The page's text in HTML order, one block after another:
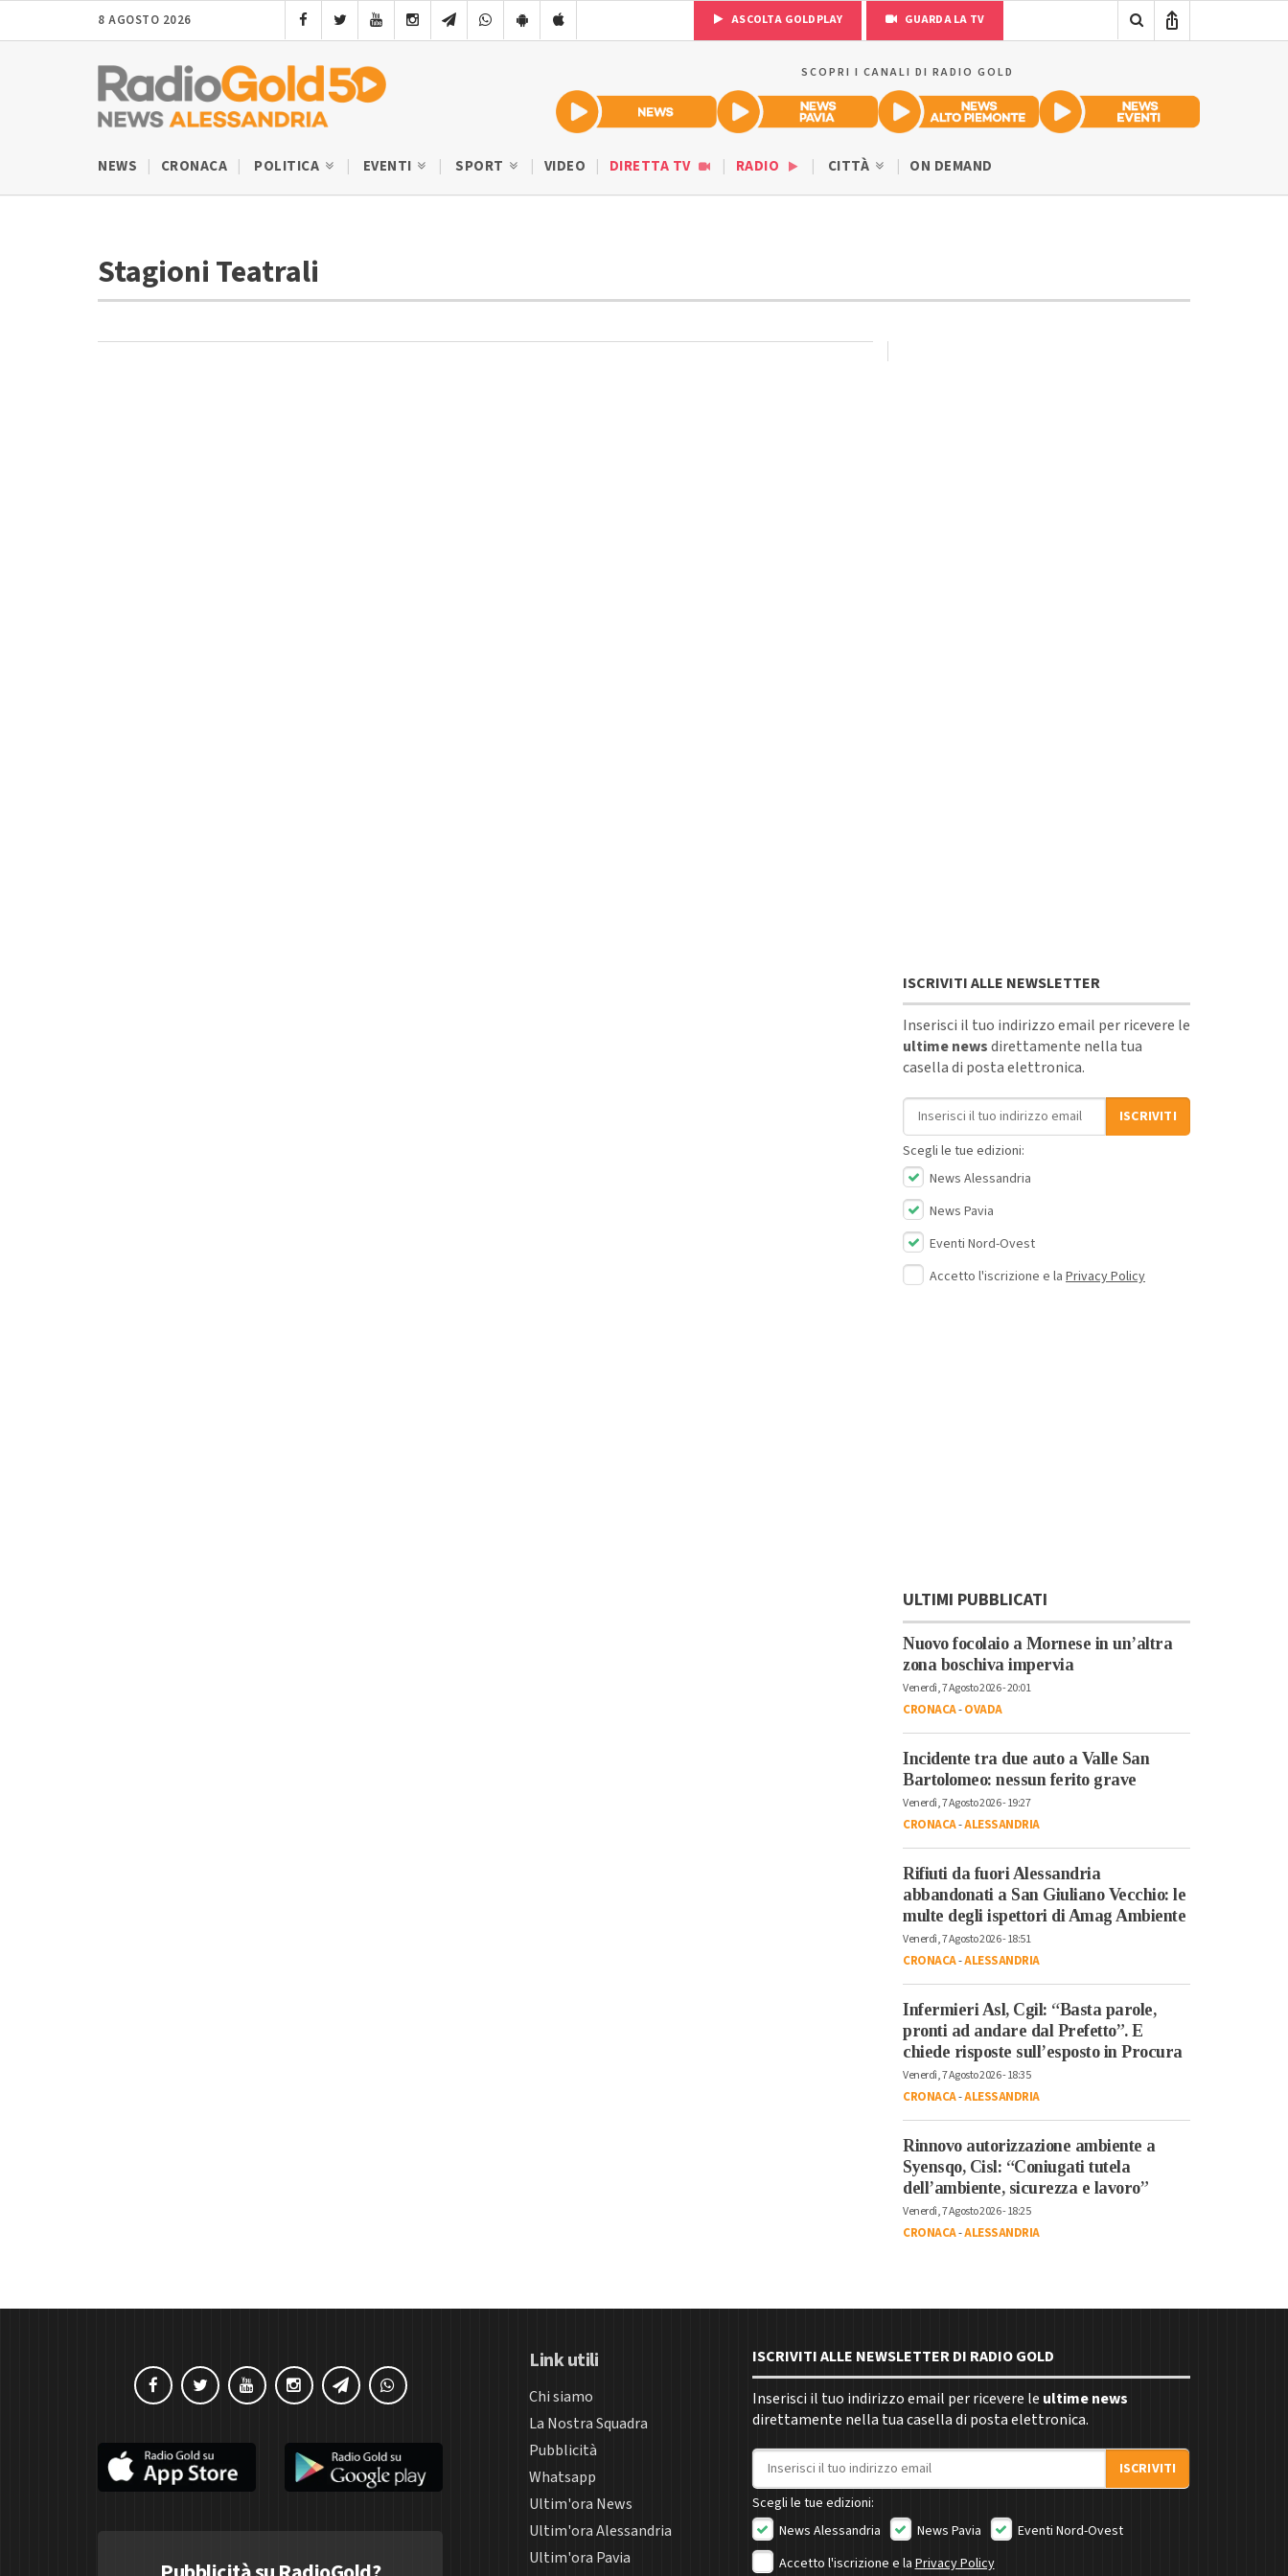
8 AGOSTO 2026 ASCOLTA GOLDPLAY GUARDA LA TV
SCOPRI I CANALI DI RADIO GOLD
NEWS CRONACA POLITICA EVENTI SPORT VIDEO DIRETTA TV RADIO CITTÀ ON DEMAND
Stagioni Teatrali
ISCRIVITI ALLE NEWSLETTER
Inserisci il tuo indirizzo email per ricevere le
ultime newsdirettamente nella tua
casella di posta elettronica.
Indirizzo email
ISCRIVITI
Scegli le tue edizioni:
News Alessandria
News Pavia
Eventi Nord-Ovest
Accetto l'iscrizione e la Privacy Policy
ULTIMI PUBBLICATI
Nuovo focolaio a Mornese in un’altra
zona boschiva impervia
Venerdì, 7 Agosto 2026 - 20:01
CRONACA-OVADA
Incidente tra due auto a Valle San
Bartolomeo: nessun ferito grave
Venerdì, 7 Agosto 2026 - 19:27
CRONACA-ALESSANDRIA
Rifiuti da fuori Alessandria
abbandonati a San Giuliano Vecchio: le
multe degli ispettori di Amag Ambiente
Venerdì, 7 Agosto 2026 - 18:51
CRONACA-ALESSANDRIA
Infermieri Asl, Cgil: “Basta parole,
pronti ad andare dal Prefetto”. E
chiede risposte sull’esposto in Procura
Venerdì, 7 Agosto 2026 - 18:35
CRONACA-ALESSANDRIA
Rinnovo autorizzazione ambiente a
Syensqo, Cisl: “Coniugati tutela
dell’ambiente, sicurezza e lavoro”
Venerdì, 7 Agosto 2026 - 18:25
CRONACA-ALESSANDRIA
Link utili
Chi siamo
La Nostra Squadra
Pubblicità
Whatsapp
Ultim'ora News
Ultim'ora Alessandria
Ultim'ora Pavia
ISCRIVITI ALLE NEWSLETTER DI RADIO GOLD
Inserisci il tuo indirizzo email per ricevere le ultime news
direttamente nella tua casella di posta elettronica.
Indirizzo email
ISCRIVITI
Scegli le tue edizioni:
News Alessandria
News Pavia
Eventi Nord-Ovest
Accetto l'iscrizione e la Privacy Policy